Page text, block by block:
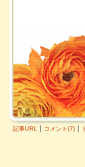
記事URL コメント(7)